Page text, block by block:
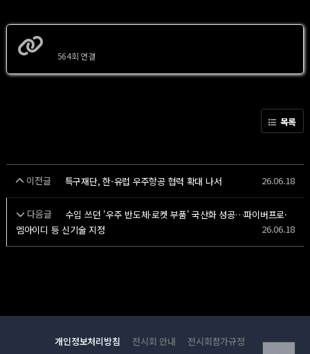
564회 연결
목록
이전글 특구재단, 한-유럽 우주항공 협력 확대 나서 26.06.18
다음글
수입 쓰던 '우주 반도체·로켓 부품' 국산화 성공…파이버프로·
엠아이디 등 신기술 지정
26.06.18
개인정보처리방침 전시회 안내 전시회참가규정